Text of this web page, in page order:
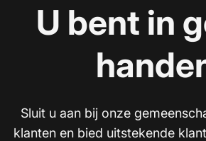
U bent in
Sluit u aan bij onze
klanten en bied uitstekende